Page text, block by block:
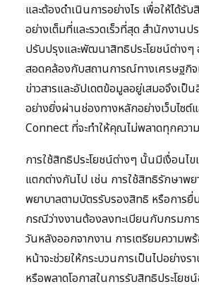
และต้องดำเนินการอย่างไร เพื่อให้ได้รั
อย่างเต็มที่และรวดเร็วที่สุด สำนักงาน
ปรับปรุงและพัฒนาสิทธิประโยชน์ต่างๆ
สอดคล้องกับสถานการณ์ทางเศรษฐกิ
ข่าวสารและอัปเดตข้อมูลอยู่เสมอจึงเป็
อย่างยิ่งผ่านช่องทางหลักอย่างเว็บไซต์
Connect ที่จะทำให้คุณไม่พลาดทุกควา
การใช้สิทธิประโยชน์ต่างๆ นั้นมีเงื่อนไ
แตกต่างกันไป เช่น การใช้สิทธิรักษาพย
พยาบาลตามบัตรรับรองสิทธิ หรือการ
กรณีว่างงานต้องลงทะเบียนกับกรมกา
วันหลังออกจากงาน การเตรียมความพ
หน้าจะช่วยให้กระบวนการเป็นไปอย่างร
หรือพลาดโอกาสในการรับสิทธิประโย